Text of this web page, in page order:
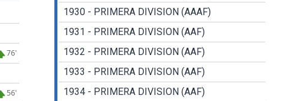
76'
56'
1930 - PRIMERA DIVISION (AAAF)
1931 - PRIMERA DIVISION (AAF)
1932 - PRIMERA DIVISION (AAF)
1933 - PRIMERA DIVISION (AAF)
1934 - PRIMERA DIVISION (AAF)